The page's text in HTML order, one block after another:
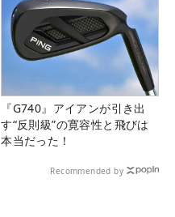
『G740』アイアンが引き出
す“反則級”の寛容性と飛びは
本当だった！
Recommended by